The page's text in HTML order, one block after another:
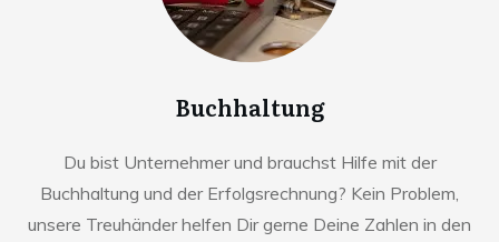
Buchhaltung
Du bist Unternehmer und brauchst Hilfe mit der
Buchhaltung und der Erfolgsrechnung? Kein Problem,
unsere Treuhänder helfen Dir gerne Deine Zahlen in den